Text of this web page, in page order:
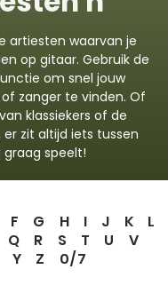
artiesten waarvan je
op gitaar. Gebruik de
om snel jouw
zanger te vinden. Of
klassiekers of de
zit altijd iets tussen
graag speelt!
F G H I J K
L
Q R S T U
V
Y Z 0/7